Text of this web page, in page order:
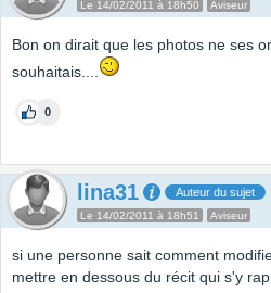
Le 14/02/2011 à 18h50 Aviseur
Bon on dirait que les photos ne ses
souhaitais....
0
lina31 Auteur du sujet
Le 14/02/2011 à 18h51 Aviseur
si une personne sait comment
mettre en dessous du récit qui s'y